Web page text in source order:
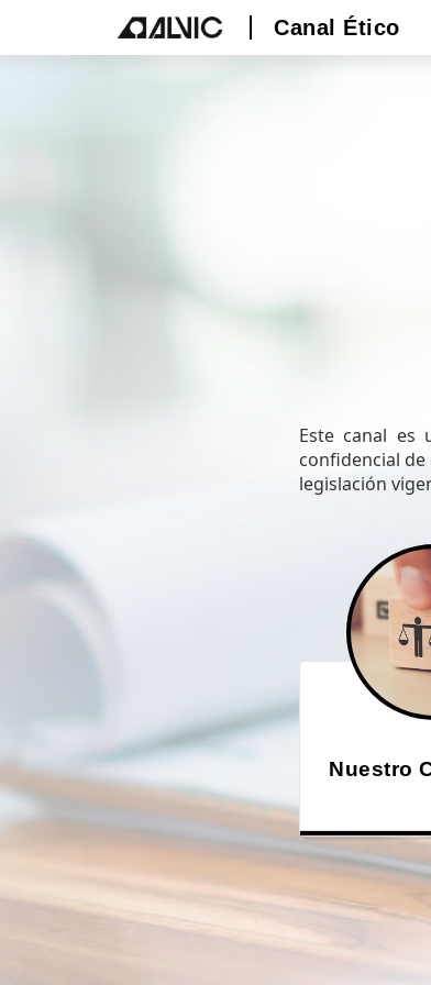
Canal Ético
Este canal es
confidencial
legislación
Nuestro